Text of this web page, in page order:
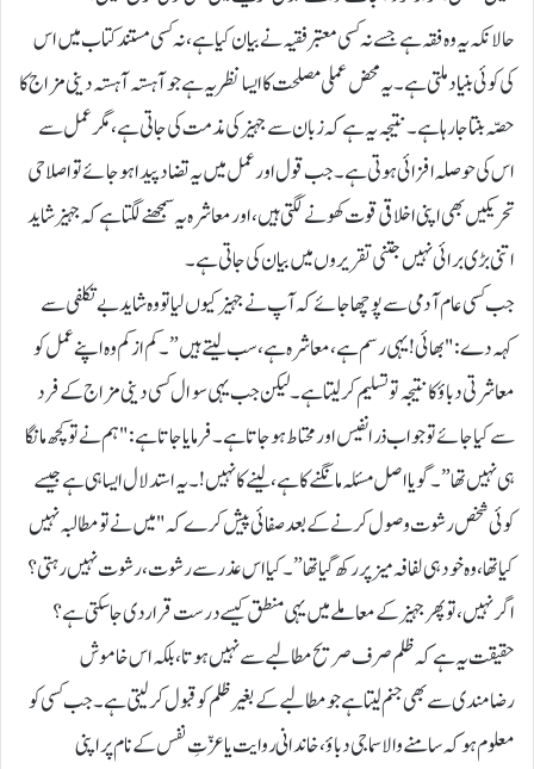
حالانکہ یہ وہ فقہ ہے جسے نہ کسی معتبر فقیہ نے بیان کیا ہے، نہ کسی مستند کتاب میں اس
کی کوئی بنیاد ملتی ہے۔ یہ محض عملی مصلحت کا ایسا نظریہ ہے جو آہستہ آہستہ دینی مزاج کا
حصّہ بنتا جارہا ہے۔ نتیجہ یہ ہے کہ زبان سے جہیز کی مذمت کی جاتی ہے، مگر عمل سے
اس کی حوصلہ افزائی ہوتی ہے۔ جب قول اور عمل میں یہ تضاد پیدا ہوجائے تو اصلاحی
تحریکیں بھی اپنی اخلاقی قوت کھونے لگتی ہیں، اور معاشرہ یہ سمجھنے لگتا ہے کہ جہیز شاید
اتنی بڑی برائی نہیں جتنی تقریروں میں بیان کی جاتی ہے۔
جب کسی عام آدمی سے پوچھا جائے کہ آپ نے جہیز کیوں لیا تو وہ شاید بے تکلفی سے
کہہ دے: "بھائی! یہی رسم ہے، معاشرہ ہے، سب لیتے ہیں”۔ کم از کم وہ اپنے عمل کو
معاشرتی دباؤ کا نتیجہ تو تسلیم کرلیتا ہے۔ لیکن جب یہی سوال کسی دینی مزاج کے فرد
سے کیا جائے تو جواب ذرا نفیس اور محتاط ہوجاتا ہے۔ فرمایا جاتا ہے: "ہم نے تو کچھ مانگا
ہی نہیں تھا”۔ گویا اصل مسئلہ مانگنے کا ہے، لینے کا نہیں!۔ یہ استدلال ایسا ہی ہے جیسے
کوئی شخص رشوت وصول کرنے کے بعد صفائی پیش کرے کہ "میں نے تو مطالبہ نہیں
کیا تھا، وہ خود ہی لفافہ میز پر رکھ گیا تھا”۔ کیا اس عذر سے رشوت، رشوت نہیں رہتی؟
اگر نہیں، تو پھر جہیز کے معاملے میں یہی منطق کیسے درست قرار دی جاسکتی ہے؟
حقیقت یہ ہے کہ ظلم صرف صریح مطالبے سے نہیں ہوتا، بلکہ اس خاموش
رضامندی سے بھی جنم لیتا ہے جو مطالبے کے بغیر ظلم کو قبول کرلیتی ہے۔ جب کسی کو
معلوم ہو کہ سامنے والا سماجی دباؤ، خاندانی روایت یا عزّتِ نفس کے نام پر اپنی